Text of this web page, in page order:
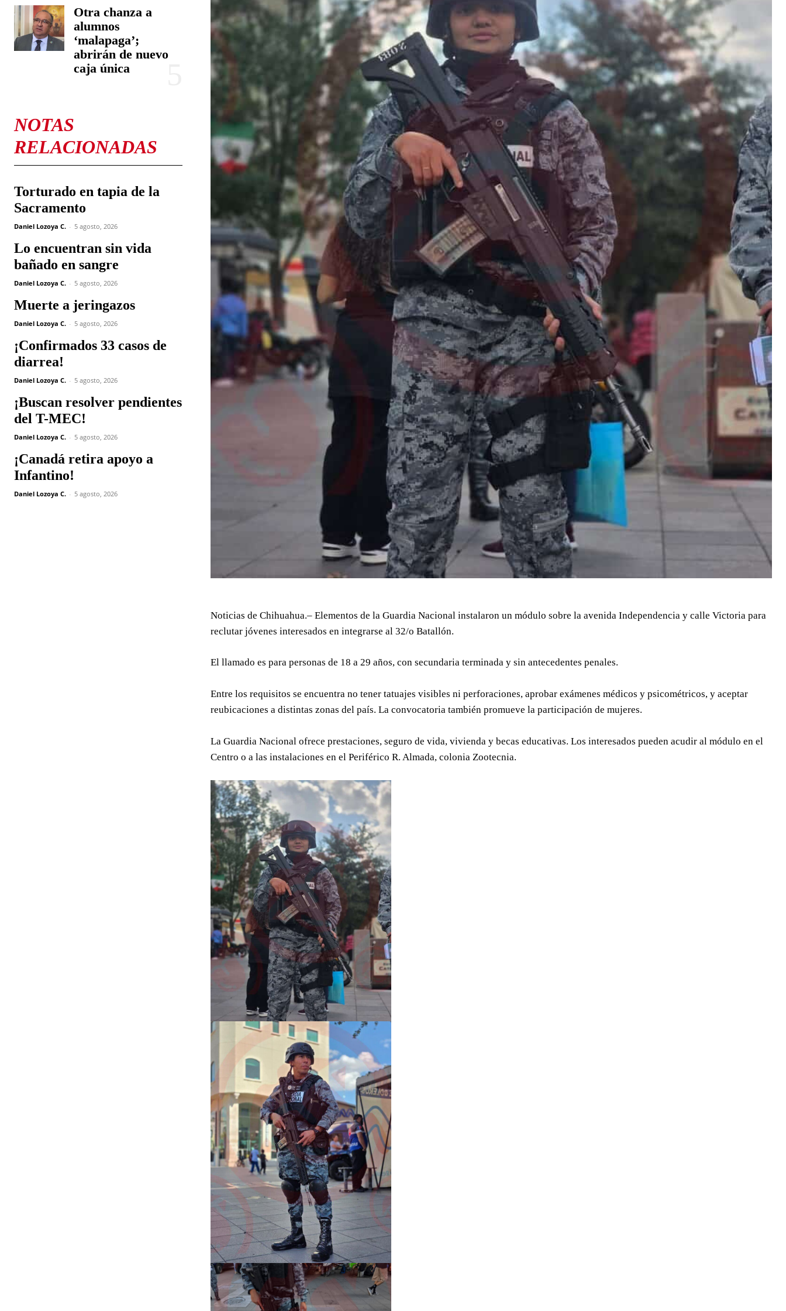
Otra chanza a
alumnos
‘malapaga’;
abrirán de nuevo
caja única
NOTAS
RELACIONADAS
Torturado en tapia de la
Sacramento
Daniel Lozoya C. - 5 agosto, 2026
Lo encuentran sin vida
bañado en sangre
Daniel Lozoya C. - 5 agosto, 2026
Muerte a jeringazos
Daniel Lozoya C. - 5 agosto, 2026
¡Confirmados 33 casos de
diarrea!
Daniel Lozoya C. - 5 agosto, 2026
¡Buscan resolver pendientes
del T-MEC!
Daniel Lozoya C. - 5 agosto, 2026
¡Canadá retira apoyo a
Infantino!
Daniel Lozoya C. - 5 agosto, 2026
Noticias de Chihuahua.– Elementos de la Guardia Nacional instalaron un módulo sobre la avenida Independencia y calle Victoria para
reclutar jóvenes interesados en integrarse al 32/o Batallón.
El llamado es para personas de 18 a 29 años, con secundaria terminada y sin antecedentes penales.
Entre los requisitos se encuentra no tener tatuajes visibles ni perforaciones, aprobar exámenes médicos y psicométricos, y aceptar
reubicaciones a distintas zonas del país. La convocatoria también promueve la participación de mujeres.
La Guardia Nacional ofrece prestaciones, seguro de vida, vivienda y becas educativas. Los interesados pueden acudir al módulo en el
Centro o a las instalaciones en el Periférico R. Almada, colonia Zootecnia.